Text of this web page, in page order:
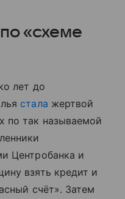
«схеме
лет до
стала жертвой
по так называемой
Центробанка и
взять кредит и
счёт». Затем